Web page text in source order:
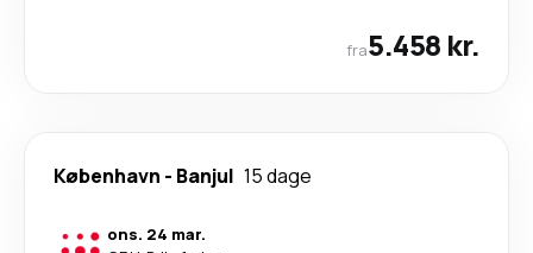
fra5.458 kr.
København - Banjul 15 dage
ons. 24 mar.